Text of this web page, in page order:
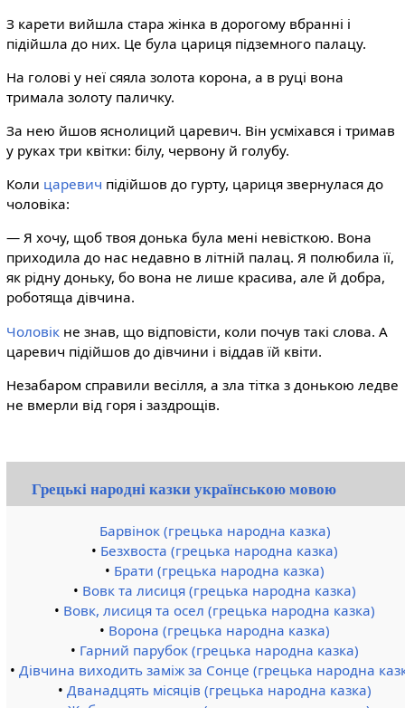
З карети вийшла стара жінка в дорогому вбранні і
підійшла до них. Це була цариця підземного палацу.
На голові у неї сяяла золота корона, а в руці вона
тримала золоту паличку.
За нею йшов яснолиций царевич. Він усміхався і тримав
у руках три квітки: білу, червону й голубу.
Коли царевич підійшов до гурту, цариця звернулася до
чоловіка:
— Я хочу, щоб твоя донька була мені невісткою. Вона
приходила до нас недавно в літній палац. Я полюбила її,
як рідну доньку, бо вона не лише красива, але й добра,
роботяща дівчина.
Чоловікне знав, що відповісти, коли почув такі слова. А
царевич підійшов до дівчини і віддав їй квіти.
Незабаром справили весілля, а зла тітка з донькою ледве
не вмерли від горя і заздрощів.
Грецькі народні казки українською мовою
Барвінок (грецька народна казка)
• Безхвоста (грецька народна казка)
• Брати (грецька народна казка)
• Вовк та лисиця (грецька народна казка)
• Вовк, лисиця та осел (грецька народна казка)
• Ворона (грецька народна казка)
• Гарний парубок (грецька народна казка)
• Дівчина виходить заміж за Сонце (грецька народна
•Дванадцять місяців (грецька народна казка)